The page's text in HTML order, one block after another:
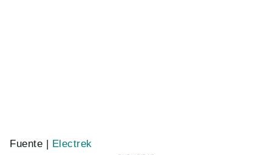
Fuente | Electrek